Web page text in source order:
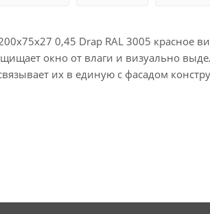
0,45 Drap RAL 3005 красное
окно от влаги и визуально
их в единую с фасадом